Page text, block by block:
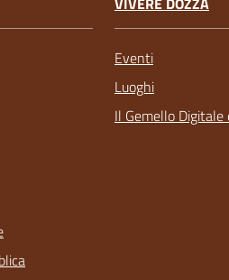
Eventi
Luoghi
Il Gemello Digitale